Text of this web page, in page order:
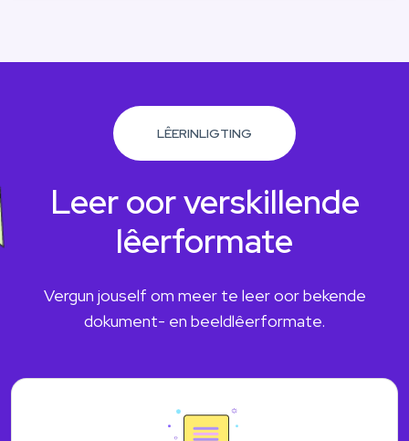
LÊERINLIGTING
Leer oor verskillende
lêerformate
Vergun jouself om meer te leer oor bekende
dokument- en beeldlêerformate.